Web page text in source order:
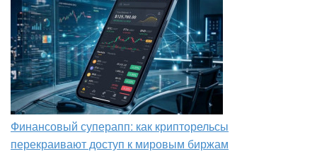
Финансовый суперапп: как крипторельсы
перекраивают доступ к мировым биржам